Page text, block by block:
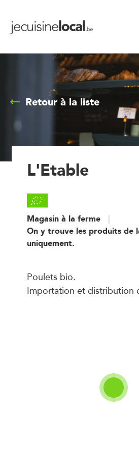
Retour à la liste
L'Etable
Magasin à la ferme
On y trouve les produits de
uniquement.
Poulets bio.
Importation et distribution